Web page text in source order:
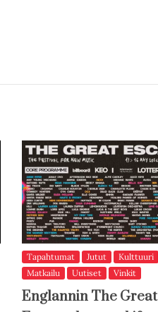
Tapahtumat Jutut
Kulttuuri
Matkailu
Uutiset Vinkit
Englannin The Great